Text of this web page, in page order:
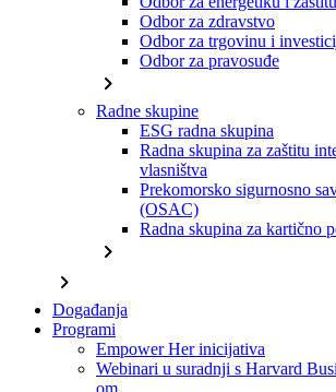
Odbor za zdravstvo
Odbor za trgovinu i
Odbor za pravosuđe
chevron_right
Radne skupine
ESG radna skupina
Radna skupina za zaštitu
vlasništva
Prekomorsko sigurnosno
(OSAC)
Radna skupina za kartično
chevron_right
chevron_right
Događanja
Programi
Empower Her inicijativa
Webinari u suradnji s Harvard
om